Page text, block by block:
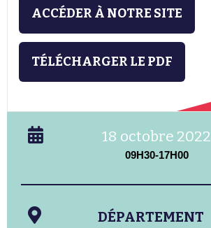
ACCÉDER À NOTRE SITE
TÉLÉCHARGER LE PDF
18 octobre 2022
09H30-17H00
DÉPARTEMENT